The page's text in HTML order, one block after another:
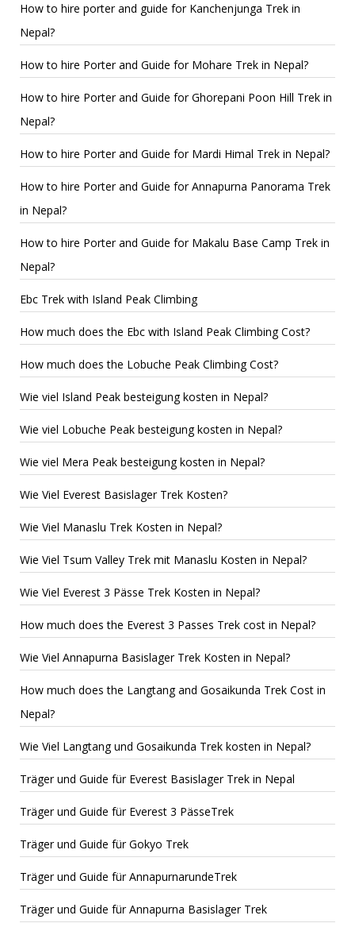
How to hire porter and guide for Kanchenjunga Trek in
Nepal?
How to hire Porter and Guide for Mohare Trek in Nepal?
How to hire Porter and Guide for Ghorepani Poon Hill Trek in
Nepal?
How to hire Porter and Guide for Mardi Himal Trek in Nepal?
How to hire Porter and Guide for Annapurna Panorama Trek
in Nepal?
How to hire Porter and Guide for Makalu Base Camp Trek in
Nepal?
Ebc Trek with Island Peak Climbing
How much does the Ebc with Island Peak Climbing Cost?
How much does the Lobuche Peak Climbing Cost?
Wie viel Island Peak besteigung kosten in Nepal?
Wie viel Lobuche Peak besteigung kosten in Nepal?
Wie viel Mera Peak besteigung kosten in Nepal?
Wie Viel Everest Basislager Trek Kosten?
Wie Viel Manaslu Trek Kosten in Nepal?
Wie Viel Tsum Valley Trek mit Manaslu Kosten in Nepal?
Wie Viel Everest 3 Pässe Trek Kosten in Nepal?
How much does the Everest 3 Passes Trek cost in Nepal?
Wie Viel Annapurna Basislager Trek Kosten in Nepal?
How much does the Langtang and Gosaikunda Trek Cost in
Nepal?
Wie Viel Langtang und Gosaikunda Trek kosten in Nepal?
Träger und Guide für Everest Basislager Trek in Nepal
Träger und Guide für Everest 3 PässeTrek
Träger und Guide für Gokyo Trek
Träger und Guide für AnnapurnarundeTrek
Träger und Guide für Annapurna Basislager Trek